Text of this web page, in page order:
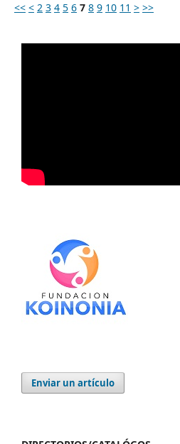
<< < 2 3 4 5 6 7 8 9 10 11 > >>
Enviar un artículo